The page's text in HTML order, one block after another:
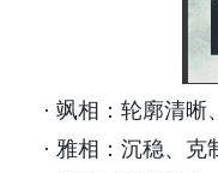
· 飒相：轮廓清
· 雅相：沉稳、克